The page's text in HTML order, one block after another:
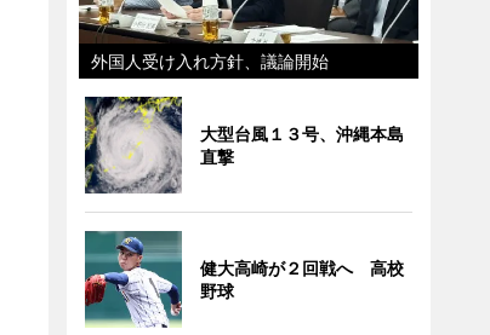
外国人受け入れ方針、議論開始
大型台風１３号、沖縄本島
直撃
健大高崎が２回戦へ 高校
野球